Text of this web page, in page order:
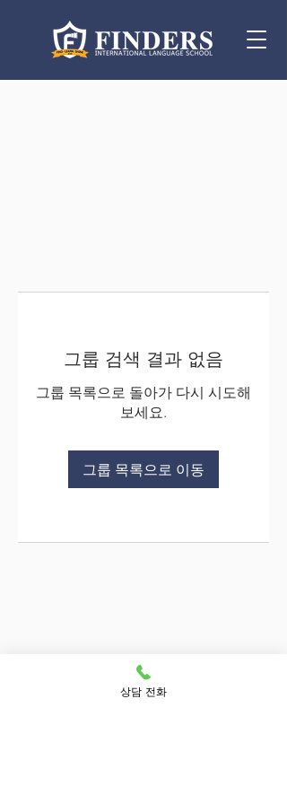
그룹 검색 결과 없음
그룹 목록으로 돌아가 다시 시도해
보세요.
그룹 목록으로 이동
상담 전화